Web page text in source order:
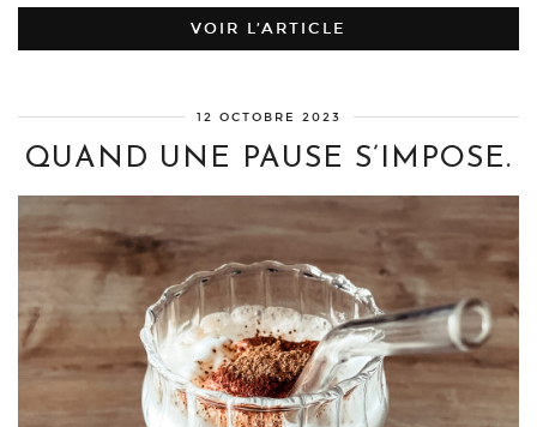
VOIR L’ARTICLE
12 OCTOBRE 2023
QUAND UNE PAUSE S’IMPOSE.